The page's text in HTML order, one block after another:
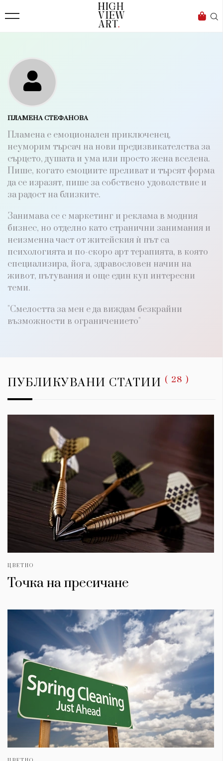
Бизнес
1633
Dialogue
Изкуство
4338
Красота
777
Дизайн
1272
Книги
30+ 1970
Гурме 1709
Пътувай
237
Здраве
Wellness
1815
ПОСЛЕДВАЙТЕ
ПЛАМЕНА СТЕФАНОВА
Пламена е емоционален приключенец,
неуморим търсач на нови предизвикателства за
сърцето, душата и ума или просто жена вселена.
Пише, когато емоциите преливат и търсят форма
да се изразят, пише за собствено удоволствие и
за радост на близките.
Занимава се с маркетинг и реклама в модния
бизнес, но отделно като странични занимания и
неизменна част от житейския ѝ път са
психологията и по-скоро арт терапията, в която
специализира, йога, здравословен начин на
живот, пътувания и още един куп интересни
теми.
"Смелостта за мен е да виждам безкрайни
възможности в ограничението"
ПУБЛИКУВАНИ СТАТИИ ( 28 )
ЦВЕТНО
Точка на пресичане